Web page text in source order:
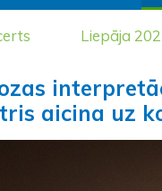
Liepāja
aicina uz